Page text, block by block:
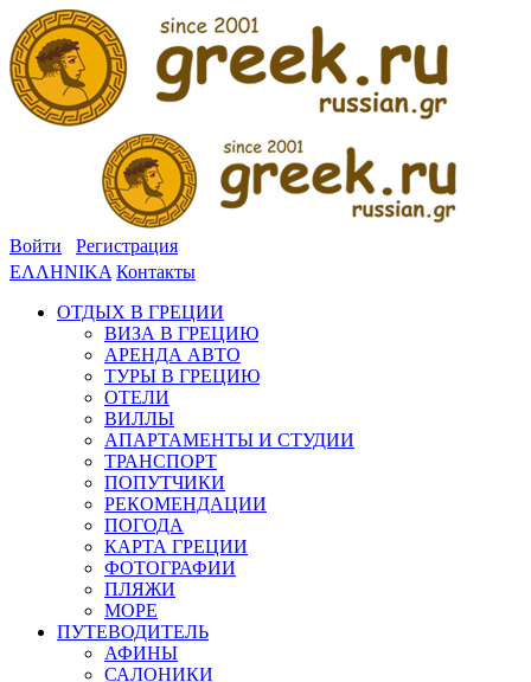
Войти
Регистрация
ΕΛΛΗΝΙΚΑ Контакты
ОТДЫХ В ГРЕЦИИ
ВИЗА В ГРЕЦИЮ
АРЕНДА АВТО
ТУРЫ В ГРЕЦИЮ
ОТЕЛИ
ВИЛЛЫ
АПАРТАМЕНТЫ И СТУДИИ
ТРАНСПОРТ
ПОПУТЧИКИ
РЕКОМЕНДАЦИИ
ПОГОДА
КАРТА ГРЕЦИИ
ФОТОГРАФИИ
ПЛЯЖИ
МОРЕ
ПУТЕВОДИТЕЛЬ
АФИНЫ
САЛОНИКИ